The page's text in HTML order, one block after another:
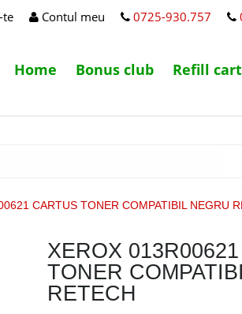
0725-930.757
Contul meu
te
Home Bonus club Refill
CARTUS TONER COMPATIBIL NEGRU
XEROX
TONER
RETECH